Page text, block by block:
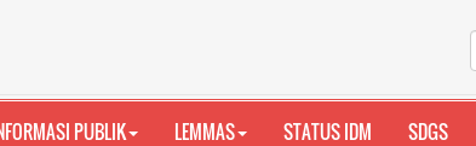
PUBLIK LEMMAS STATUS IDM SDGS